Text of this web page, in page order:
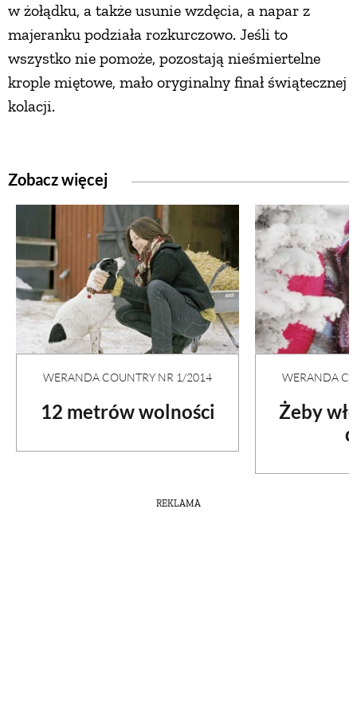
w żołądku, a także usunie wzdęcia, a napar z
majeranku podziała rozkurczowo. Jeśli to
wszystko nie pomoże, pozostają nieśmiertelne
krople miętowe, mało oryginalny finał świątecznej
kolacji.
Zobacz więcej
WERANDA COUNTRY NR 1/2014
12 metrów wolności
WERANDA
Żeby
REKLAMA